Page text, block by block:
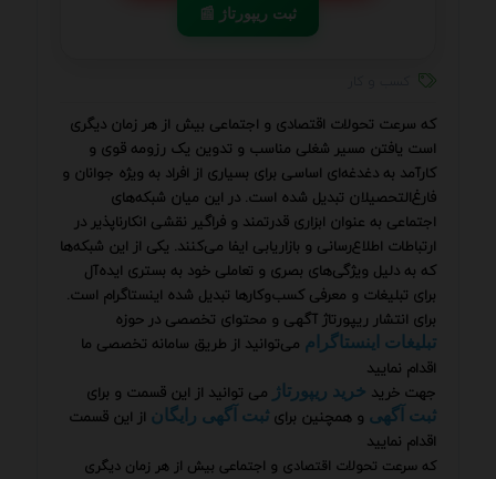
📰 ثبت ریپورتاژ
که سرعت تحولات اقتصادی و اجتماعی بیش از هر زمان دیگری
است یافتن مسیر شغلی مناسب و تدوین یک رزومه قوی و
کارآمد به دغدغه‌ای اساسی برای بسیاری از افراد به ویژه جوانان و
فارغ‌التحصیلان تبدیل شده است. در این میان شبکه‌های
اجتماعی به عنوان ابزاری قدرتمند و فراگیر نقشی انکارناپذیر در
ارتباطات اطلاع‌رسانی و بازاریابی ایفا می‌کنند. یکی از این شبکه‌ها
که به دلیل ویژگی‌های بصری و تعاملی خود به بستری ایده‌آل
برای تبلیغات و معرفی کسب‌وکارها تبدیل شده اینستاگرام است.
برای انتشار ریپورتاژ آگهی و محتوای تخصصی در حوزه
تبلیغات اینستاگرام می‌توانید از طریق سامانه تخصصی ما
اقدام نمایید
جهت خرید خرید ریپورتاژ می توانید از این قسمت و برای
ثبت آگهی و همچنین برای ثبت آگهی رایگان از این قسمت
اقدام نمایید
که سرعت تحولات اقتصادی و اجتماعی بیش از هر زمان دیگری